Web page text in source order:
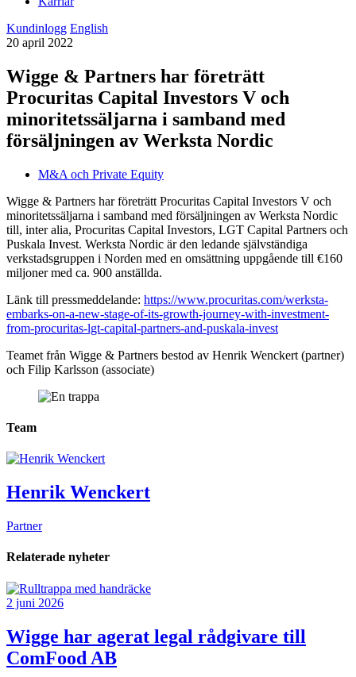
Kundinlogg English
20 april 2022
Wigge & Partners har företrätt
Procuritas Capital Investors V och
minoritetssäljarna i samband med
försäljningen av Werksta Nordic
M&A och Private Equity
Wigge & Partners har företrätt Procuritas Capital Investors V och
minoritetssäljarna i samband med försäljningen av Werksta Nordic
till, inter alia, Procuritas Capital Investors, LGT Capital Partners och
Puskala Invest. Werksta Nordic är den ledande självständiga
verkstadsgruppen i Norden med en omsättning uppgående till €160
miljoner med ca. 900 anställda.
Länk till pressmeddelande: https://www.procuritas.com/werksta-
embarks-on-a-new-stage-of-its-growth-journey-with-investment-
from-procuritas-lgt-capital-partners-and-puskala-invest
Teamet från Wigge & Partners bestod av Henrik Wenckert (partner)
och Filip Karlsson (associate)
Team
Henrik Wenckert
Partner
Relaterade nyheter
2 juni 2026
Wigge har agerat legal rådgivare till
ComFood AB